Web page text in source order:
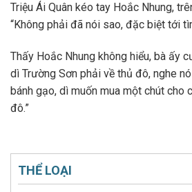
Triệu Ái Quân kéo tay Hoắc Nhung,
“Không phải đã nói sao, đặc biệt tới
Thấy Hoắc Nhung không hiểu, bà ấy
dì Trường Sơn phải về thủ đô, nghe
bánh gạo, dì muốn mua một chút cho
đô.”
THỂ LOẠI